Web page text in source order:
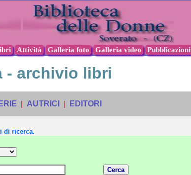
Attività Galleria foto Galleria video Pubblicazioni
- archivio libri
| AUTRICI | EDITORI
di ricerca.